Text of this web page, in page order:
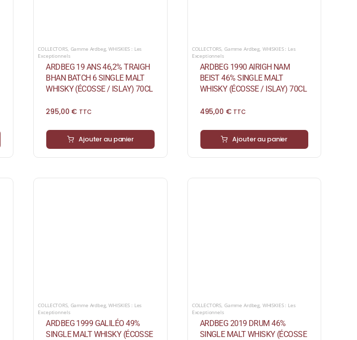
COLLECTORS, Gamme Ardbeg,WHISKIES : Les
Exceptionnels
ARDBEG 19 ANS 46,2% TRAIGH
BHAN BATCH 6 SINGLE MALT
WHISKY (ÉCOSSE / ISLAY) 70CL
295,00 € TTC
Ajouter au panier
COLLECTORS Gamme Ardbeg WHISKIES : Les
Exceptionnels
ARDBEG 1990 AIRIGH NAM
BEIST 46% SINGLE MALT
WHISKY (ÉCOSSE / ISLAY) 70CL
495,00 € TTC
Ajouter au panier
COLLECTORS, Gamme Ardbeg,WHISKIES : Les
Exceptionnels
ARDBEG 1999 GALILÉO 49%
SINGLE MALT WHISKY (ÉCOSSE
COLLECTORS, Gamme Ardbeg, WHISKIES : Les
Exceptionnels
ARDBEG 2019 DRUM 46%
SINGLE MALT WHISKY (ÉCOSSE